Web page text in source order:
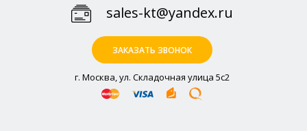
sales-kt@yandex.ru
ЗАКАЗАТЬ ЗВОНОК
г. Москва, ул. Складочная улица 5с2